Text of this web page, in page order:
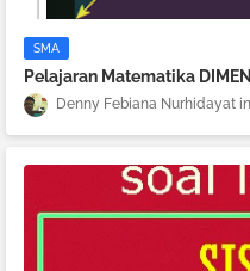
SMA
Pelajaran Matematika
Denny Febiana Nurhidayat